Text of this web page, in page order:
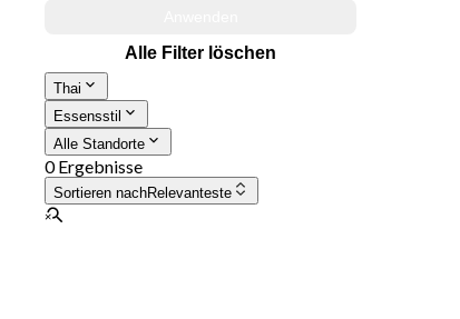
Alle Filter löschen
Thai
Essensstil
Alle Standorte
0 Ergebnisse
Sortieren nachRelevanteste